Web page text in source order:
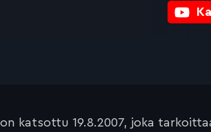
katsottu 19.8.2007, joka